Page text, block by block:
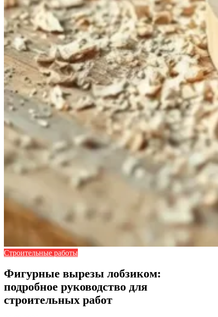
Строительные работы
Фигурные вырезы лобзиком:
подробное руководство для
строительных работ